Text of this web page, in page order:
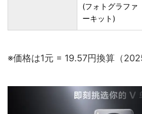
(フォトグラファ
ーキット)
※価格は1元 = 19.57円換算（